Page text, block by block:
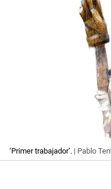
‘Primer trabajador’. | Pablo